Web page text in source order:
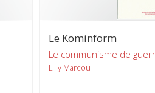
Le Kominform
Le communisme de
Lilly Marcou